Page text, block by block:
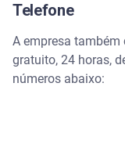
Telefone
A empresa
gratuito, 24 horas,
números abaixo: